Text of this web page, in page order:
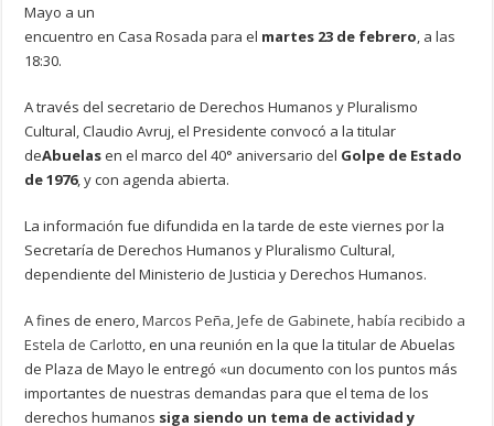
Mayo a un
encuentro en Casa Rosada para el martes 23 de febrero, a las
18:30.
A través del secretario de Derechos Humanos y Pluralismo
Cultural, Claudio Avruj, el Presidente convocó a la titular
deAbuelasen el marco del 40° aniversario del Golpe de Estado
de 1976, y con agenda abierta.
La información fue difundida en la tarde de este viernes por la
Secretaría de Derechos Humanos y Pluralismo Cultural,
dependiente del Ministerio de Justicia y Derechos Humanos.
A fines de enero,Marcos Peña, Jefe de Gabinete, había recibido a
Estela de Carlotto, en una reunión en la que la titular de Abuelas
de Plaza de Mayo le entregó «un documento con los puntos más
importantes de nuestras demandas para que el tema de los
derechos humanos siga siendo un tema de actividad y